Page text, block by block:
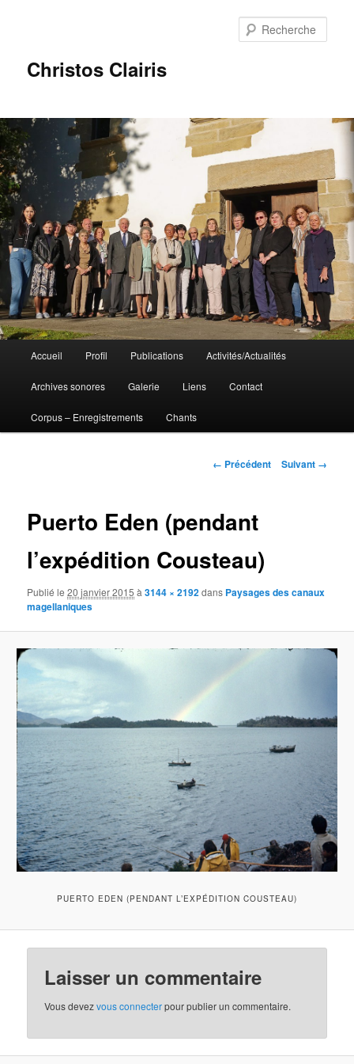
Christos Clairis
principal
Aller
au
contenu
Accueil Profil Publications Activités/Actualités
Archives sonores Galerie Liens Contact
Corpus – Enregistrements Chants
Navigation
← Précédent Suivant →
Puerto Eden (pendant
l’expédition Cousteau)
Publié le20 janvier 2015 à3144 × 2192dans Paysages des canaux
magellaniques
PUERTO EDEN (PENDANT L’EXPÉDITION COUSTEAU)
Laisser un commentaire
Vous devezvous connecterpour publier un commentaire.